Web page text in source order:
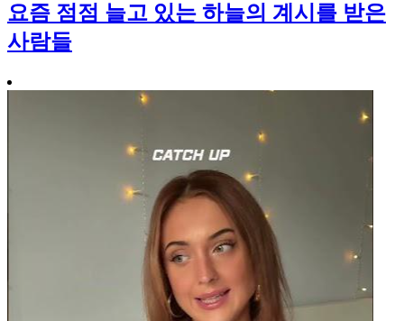
요즘 점점 늘고 있는 하늘의 계시를 받은
사람들